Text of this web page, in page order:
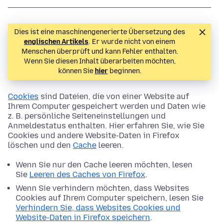
Dies ist eine maschinengenerierte Übersetzung des
englischen Artikels. Er wurde nicht von einem
Menschen überprüft und kann Fehler enthalten.
Wenn Sie diesen Inhalt überarbeiten möchten,
können Sie hierbeginnen.
Cookies sind Dateien, die von einer Website auf
Ihrem Computer gespeichert werden und Daten wie
z. B. persönliche Seiteneinstellungen und
Anmeldestatus enthalten. Hier erfahren Sie, wie Sie
Cookies und andere Website-Daten in Firefox
löschen und den Cache leeren.
Wenn Sie nur den Cache leeren möchten, lesen
Sie Leeren des Caches von Firefox.
Wenn Sie verhindern möchten, dass Websites
Cookies auf Ihrem Computer speichern, lesen Sie
Verhindern Sie, dass Websites Cookies und
Website-Daten in Firefox speichern.